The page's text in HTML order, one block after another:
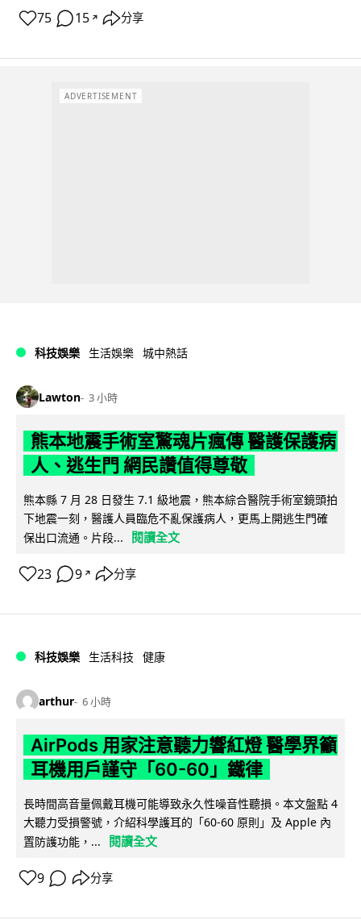
75 15 ↗ 分享
ADVERTISEMENT
科技娛樂 生活娛樂 城中熱話
Lawton 3 小時
熊本地震手術室驚魂片瘋傳 醫護保護病
人、逃生門 網民讚值得尊敬
熊本縣 7 月 28 日發生 7.1 級地震，熊本綜合醫院手術室鏡頭拍
下地震一刻，醫護人員臨危不亂保護病人，更馬上開逃生門確
保出口流通。片段...
閱讀全文
23 9 ↗ 分享
科技娛樂 生活科技 健康
arthur 6 小時
AirPods 用家注意聽力響紅燈 醫學界籲
耳機用戶謹守「60-60」鐵律
長時間高音量佩戴耳機可能導致永久性噪音性聽損。本文盤點 4
大聽力受損警號，介紹科學護耳的「60-60 原則」及 Apple 內
置防護功能，...
閱讀全文
9 分享